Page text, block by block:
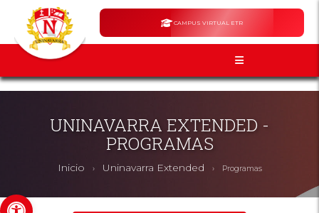
Abrir barra de herramientas
CAMPUS VIRTUAL ETR
UNINAVARRA EXTENDED -
PROGRAMAS
Inicio › Uninavarra Extended › Programas